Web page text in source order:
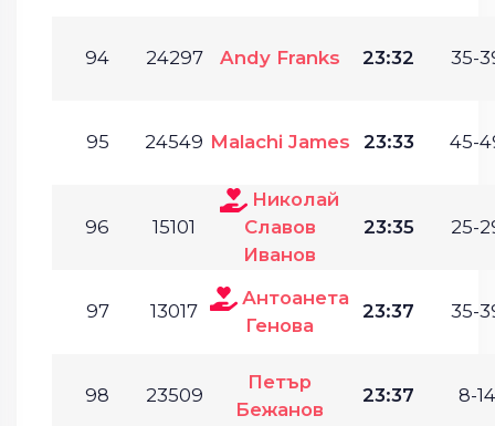
94 24297 Andy Franks 23:32 35-
95 24549 Malachi James 23:33 45-
96 15101
Николай
Славов
Иванов
23:35 25-
97 13017
Антоанета
Генова
23:37 35-
98 23509
Петър
Бежанов
23:37 8-